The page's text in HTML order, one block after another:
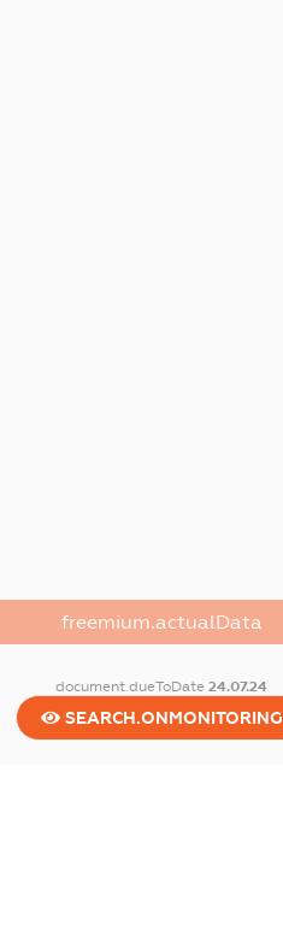
freemium.actualData
document.dueToDate24.07.24
SEARCH.ONMONITORING